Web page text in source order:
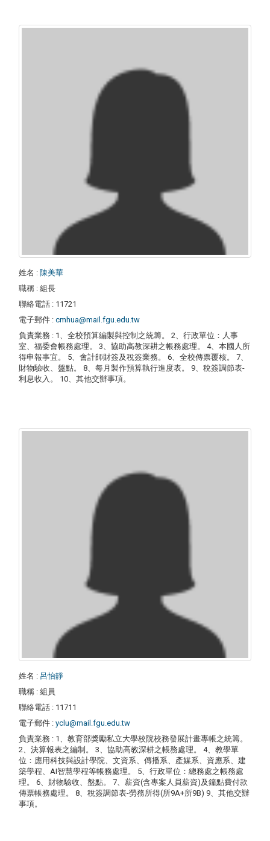
姓名 : 陳美華
職稱 : 組長
聯絡電話 : 11721
電子郵件 : cmhua@mail.fgu.edu.tw
負責業務 : 1、全校預算編製與控制之統籌。 2、行政單位：人事
室、福委會帳務處理。 3、協助高教深耕之帳務處理。 4、本國人所
得申報事宜。 5、會計師財簽及稅簽業務。 6、全校傳票覆核。 7、
財物驗收、盤點。 8、每月製作預算執行進度表。 9、稅簽調節表-
利息收入。 10、其他交辦事項。
姓名 : 呂怡靜
職稱 : 組員
聯絡電話 : 11711
電子郵件 : yclu@mail.fgu.edu.tw
負責業務 : 1、教育部獎勵私立大學校院校務發展計畫專帳之統籌。
2、決算報表之編制。 3、協助高教深耕之帳務處理。 4、教學單
位：應用科技與設計學院、文資系、傳播系、產媒系、資應系、建
築學程、AI智慧學程等帳務處理。 5、行政單位：總務處之帳務處
理。 6、財物驗收、盤點。 7、薪資(含專案人員薪資)及鐘點費付款
傳票帳務處理。 8、稅簽調節表-勞務所得(所9A+所9B) 9、其他交辦
事項。